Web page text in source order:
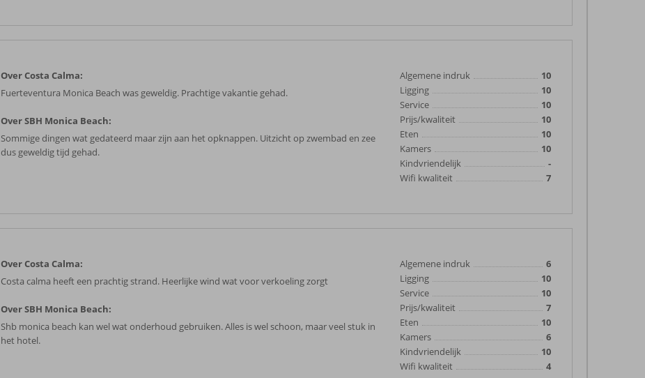
Over Costa Calma:
Fuerteventura Monica Beach was geweldig. Prachtige vakantie gehad.
Over SBH Monica Beach:
Sommige dingen wat gedateerd maar zijn aan het opknappen. Uitzicht op zwembad en zee
dus geweldig tijd gehad.
Algemene indruk
10
Ligging
10
Service
10
Prijs/kwaliteit
10
Eten
10
Kamers
10
Kindvriendelijk
-
Wifi kwaliteit
7
Over Costa Calma:
Costa calma heeft een prachtig strand. Heerlijke wind wat voor verkoeling zorgt
Over SBH Monica Beach:
Shb monica beach kan wel wat onderhoud gebruiken. Alles is wel schoon, maar veel stuk in
het hotel.
Algemene indruk
6
Ligging
10
Service
10
Prijs/kwaliteit
7
Eten
10
Kamers
6
Kindvriendelijk
10
Wifi kwaliteit
4